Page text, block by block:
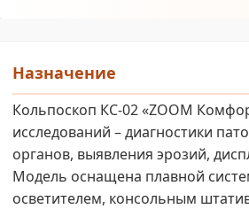
Назначение
Кольпоскоп КС-02 «ZOOM
исследований – диагностики
органов, выявления эрозий,
Модель оснащена плавной
осветителем, консольным